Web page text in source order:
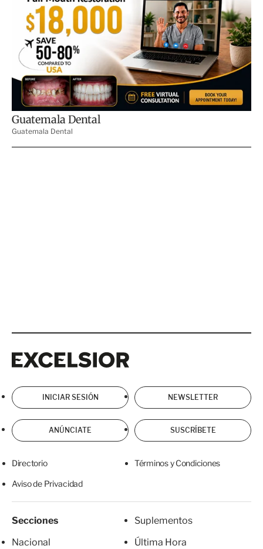
INICIAR SESIÓN NEWSLETTER
ANÚNCIATE SUSCRÍBETE
Directorio Términos y Condiciones
Aviso de Privacidad
Secciones
Nacional
Suplementos
Última Hora